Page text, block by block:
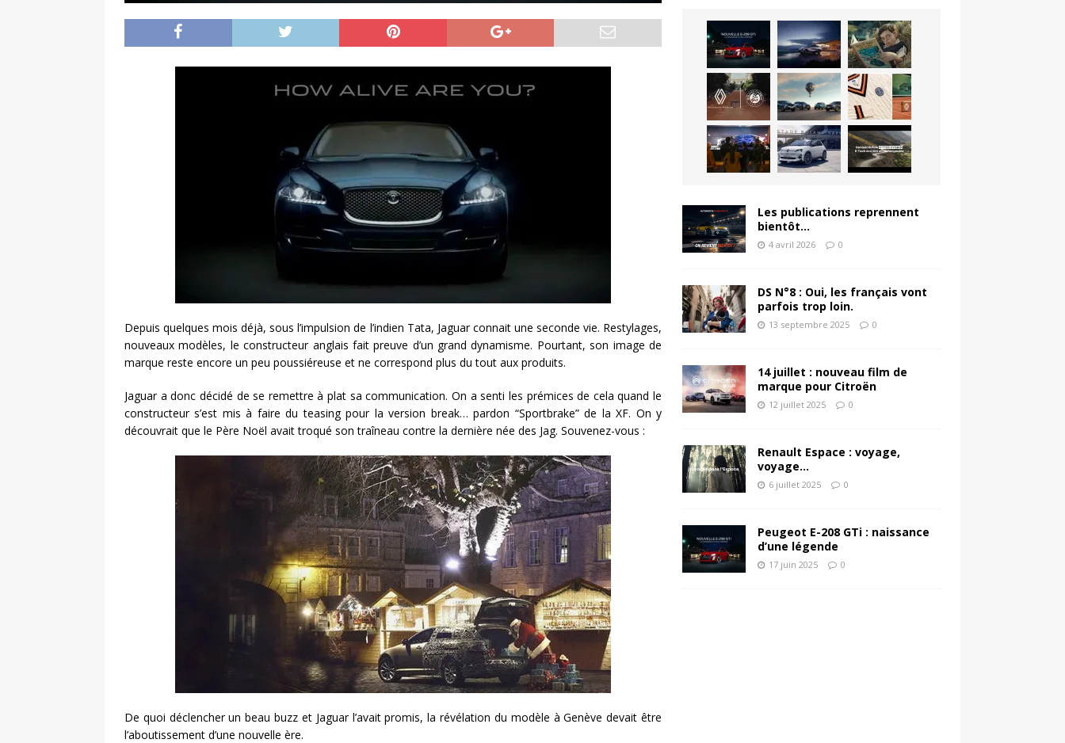
Depuis quelques mois déjà, sous l’impulsion de l’indien Tata, Jaguar connait une seconde vie. Restylages,
nouveaux modèles, le constructeur anglais fait preuve d’un grand dynamisme. Pourtant, son image de
marque reste encore un peu poussiéreuse et ne correspond plus du tout aux produits.
Jaguar a donc décidé de se remettre à plat sa communication. On a senti les prémices de cela quand le
constructeur s’est mis à faire du teasing pour la version break… pardon “Sportbrake” de la XF. On y
découvrait que le Père Noël avait troqué son traîneau contre la dernière née des Jag. Souvenez-vous :
De quoi déclencher un beau buzz et Jaguar l’avait promis, la révélation du modèle à Genève devait être
l’aboutissement d’une nouvelle ère.
Les publications reprennent
bientôt…
4 avril 2026 0
DS N°8 : Oui, les français vont
parfois trop loin.
13 septembre 2025 0
14 juillet : nouveau film de
marque pour Citroën
12 juillet 2025 0
Renault Espace : voyage,
voyage…
6 juillet 2025 0
Peugeot E-208 GTi : naissance
d’une légende
17 juin 2025 0